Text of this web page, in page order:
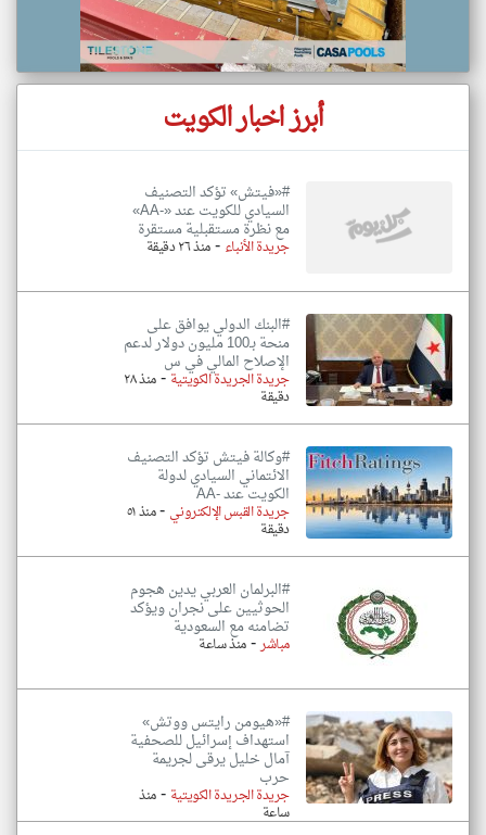
أبرز اخبار الكويت
#«فيتش» تؤكد التصنيف
السيادي للكويت عند «-AA»
مع نظرة مستقبلية مستقرة
جريدة الأنباء -منذ ٢٦ دقيقة
#البنك الدولي يوافق على
منحة بـ100 مليون دولار لدعم
الإصلاح المالي في س
جريدة الجريدة الكويتية- منذ ٢٨
دقيقة
#وكالة فيتش تؤكد التصنيف
الائتماني السيادي لدولة
الكويت عند -AA
جريدة القبس الإلكتروني - منذ ٥١
دقيقة
#البرلمان العربي يدين هجوم
الحوثيين على نجران ويؤكد
تضامنه مع السعودية
مباشر-منذ ساعة
#«هيومن رايتس ووتش»
استهداف إسرائيل للصحفية
آمال خليل يرقى لجريمة
حرب
جريدة الجريدة الكويتية -منذ
ساعة